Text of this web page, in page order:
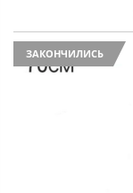
ЗАКОНЧИЛИСЬ